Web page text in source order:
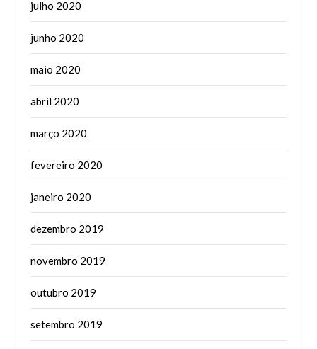
julho 2020
junho 2020
maio 2020
abril 2020
março 2020
fevereiro 2020
janeiro 2020
dezembro 2019
novembro 2019
outubro 2019
setembro 2019